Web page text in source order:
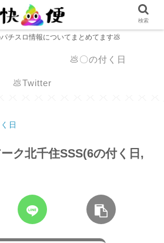
チスロ情報についてまとめてます💩
💩〇の付く日
💩Twitter
日
ク北千住SSS(6の付く日,
検索